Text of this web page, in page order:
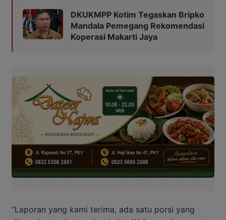
DKUKMPP Kotim Tegaskan Bripko
Mandala Pemegang Rekomendasi
Koperasi Makarti Jaya
“Laporan yang kami terima, ada satu porsi yang